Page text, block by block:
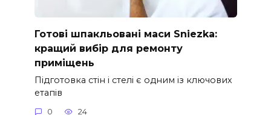
Готові шпакльовані маси Sniezka:
кращий вибір для ремонту
приміщень
Підготовка стін і стелі є одним із ключових
етапів
0 24